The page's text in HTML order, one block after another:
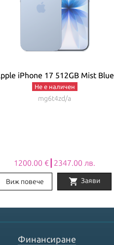
iPhone 17 512GB Mist Blue
Не е наличен
mg6t4zd/a
1200.00 €┃2347.00 лв.
Виж повече shopping_cart Заяви
Финансиране